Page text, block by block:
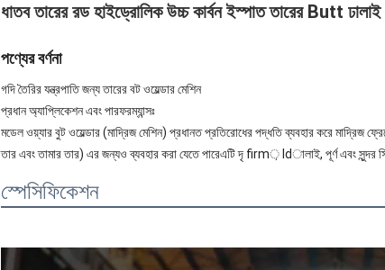
ধাতব তারের রড হাইড্রোলিক উচ্চ কার্বন ইস্পাত তারের Butt ঢালাই
পণ্যের বর্ণনা
গদি তৈরির যন্ত্রপাতি জন্য তারের বট ওয়েল্ডার মেশিন
প্রধান অ্যাপ্লিকেশন এবং পারফরম্যান্সঃ
মডেল ওয়্যার বুট ওয়েল্ডার (মাদ্রিজ মেশিন) প্রধানত প্রতিরোধের পদ্ধতি ব্যবহার করে
তার এবং তামার তার) এর জন্যও ব্যবহার করা যেতে পারেএটি দৃ firm় ldালাই, পূর্ণ এবং সুন্দর
স্পেসিফিকেশন